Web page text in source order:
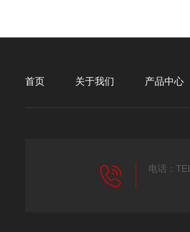
首页 关于我们 产品中心
电话：TEL